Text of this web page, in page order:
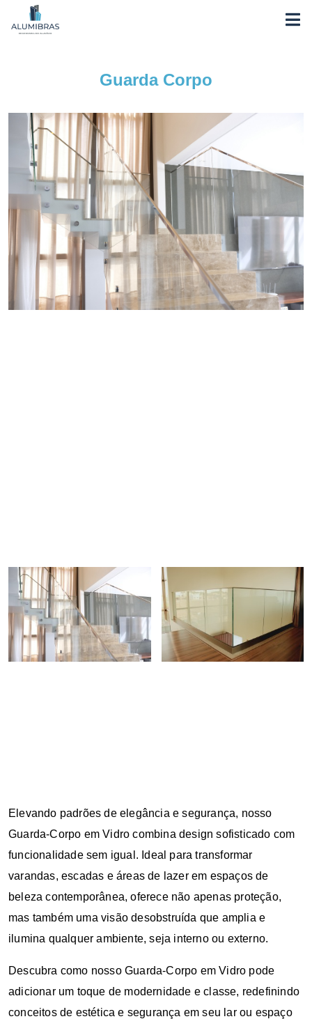
Guarda Corpo
Elevando padrões de elegância e segurança, nosso
Guarda-Corpo em Vidro combina design sofisticado com
funcionalidade sem igual. Ideal para transformar
varandas, escadas e áreas de lazer em espaços de
beleza contemporânea, oferece não apenas proteção,
mas também uma visão desobstruída que amplia e
ilumina qualquer ambiente, seja interno ou externo.
Descubra como nosso Guarda-Corpo em Vidro pode
adicionar um toque de modernidade e classe, redefinindo
conceitos de estética e segurança em seu lar ou espaço